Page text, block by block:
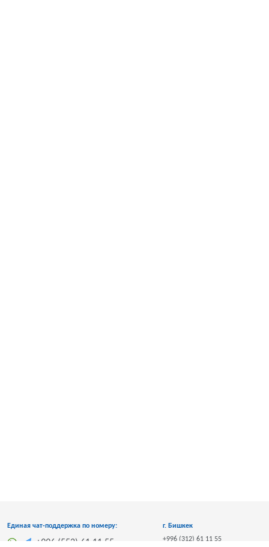
Единая чат-поддержка по номеру:
+996 (552) 61 11 55
г. Бишкек
+996 (312) 61 11 55